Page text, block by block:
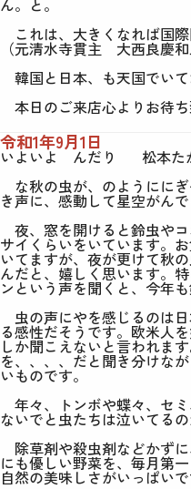
ん。と。
これは、大きくなれ
（元清水寺貫主 大西良慶
韓国と日本、も天国でいて
本日のご来店心よりお待ち
令和1年9月1日
いよいよ んだり
松本た
な秋の虫が、のようにに
き声に、感動して星空がん
夜、窓を開けると鈴虫や
サイくらいをいています。
いてますが、夜が更けて秋
んだと、嬉しく思います。
ンという声を聞くと、今年
虫の声にやを感じるのは
る感性だそうです。欧米人
しか聞こえないと言われま
を、、、、だと聞き分けな
いものです。
年々、トンボや蝶々、セ
ないでと虫たちは泣いてるの
除草剤や殺虫剤などかず
にも優しい野菜を、毎月第
自然の美味しさがいっぱい